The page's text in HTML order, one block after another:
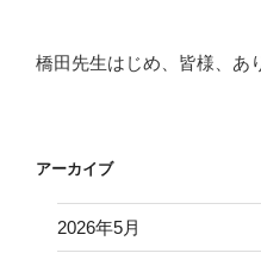
橋田先生はじめ、皆様、あ
アーカイブ
2026年5月